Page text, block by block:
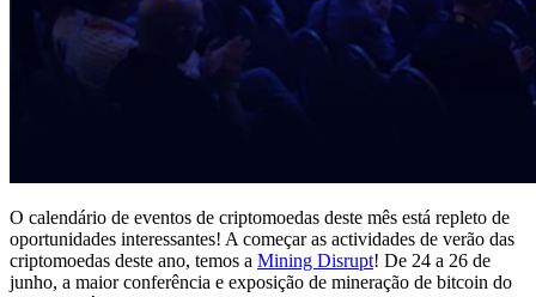
O calendário de eventos de criptomoedas deste mês está repleto de
oportunidades interessantes! A começar as actividades de verão das
criptomoedas deste ano, temos a Mining Disrupt! De 24 a 26 de
junho, a maior conferência e exposição de mineração de bitcoin do